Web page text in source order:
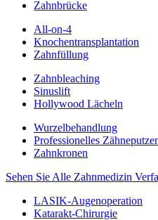
Zahnbrücke
All-on-4
Knochentransplantation
Zahnfüllung
Zahnbleaching
Sinuslift
Hollywood Lächeln
Wurzelbehandlung
Professionelles
Zahnkronen
Sehen Sie Alle Zahnmedizin
LASIK-Augenoperation
Katarakt-Chirurgie